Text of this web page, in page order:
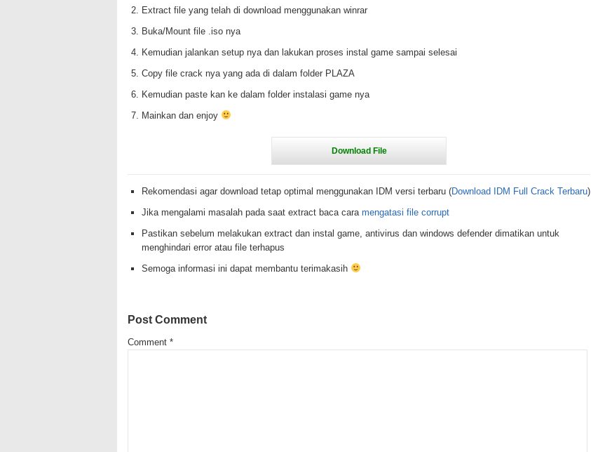
Extract file yang telah di download menggunakan winrar
Buka/Mount file .iso nya
Kemudian jalankan setup nya dan lakukan proses instal game sampai selesai
Copy file crack nya yang ada di dalam folder PLAZA
Kemudian paste kan ke dalam folder instalasi game nya
Mainkan dan enjoy
Rekomendasi agar download tetap optimal menggunakan IDM versi terbaru (Download IDM Full Crack Terbaru)
Jika mengalami masalah pada saat extract baca cara mengatasi file corrupt
Pastikan sebelum melakukan extract dan instal game, antivirus dan windows defender dimatikan untuk
menghindari error atau file terhapus
Semoga informasi ini dapat membantu terimakasih
Post Comment
Comment *